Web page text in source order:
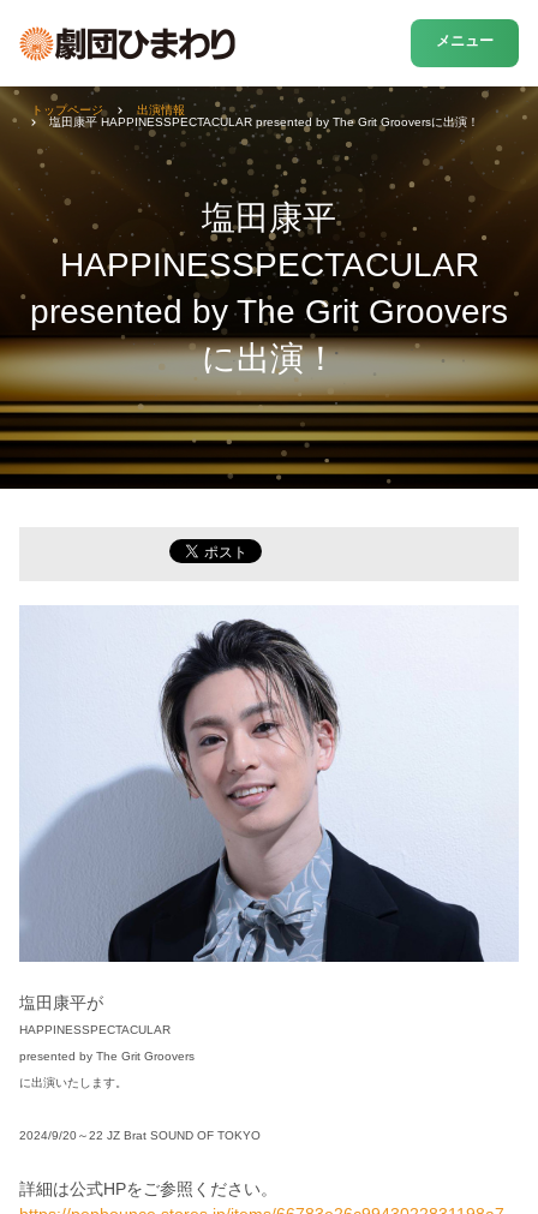
メニュー
塩田康平
HAPPINESSPECTACULAR
presented by The Grit Groovers
に出演！
トップページ
出演情報
塩田康平 HAPPINESSPECTACULAR presented by The Grit Grooversに出演！
塩田康平が
HAPPINESSPECTACULAR
presented by The Grit Groovers
に出演いたします。
2024/9/20～22 JZ Brat SOUND OF TOKYO
詳細は公式HPをご参照ください。